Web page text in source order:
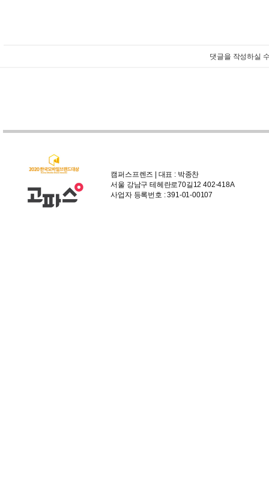
댓글을 작성하실
캠퍼스프렌즈 | 대표 : 박종찬
서울 강남구 테헤란로70길12 402-418A
사업자 등록번호 : 391-01-00107